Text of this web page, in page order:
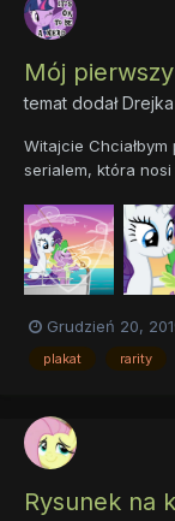
Mój
temat dodałDrejka
Witajcie
serialem, która
wodnym ponieważ
zainteresowanie.
Grudzień 20,
plakat rarity
Rysunek na